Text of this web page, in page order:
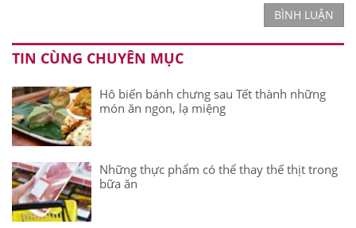
BÌNH LUẬN
TIN CÙNG CHUYÊN MỤC
Hô biến bánh chưng sau Tết thành những
món ăn ngon, lạ miệng
Những thực phẩm có thể thay thế thịt trong
bữa ăn